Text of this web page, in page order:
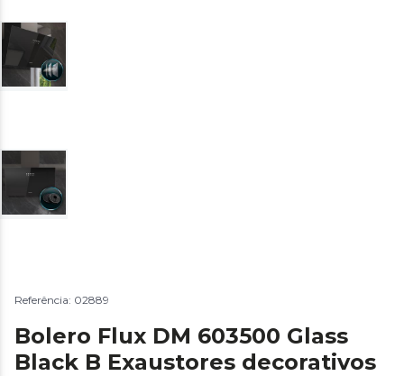
Referência: 02889
Bolero Flux DM 603500 Glass
Black B Exaustores decorativos